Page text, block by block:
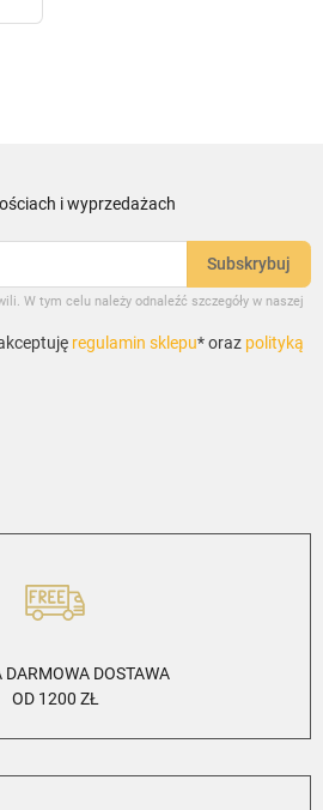
i wyprzedażach
W tym celu należy odnaleźć szczegóły w naszej
regulamin sklepu* oraz polityką
DARMOWA DOSTAWA
OD 1200 ZŁ